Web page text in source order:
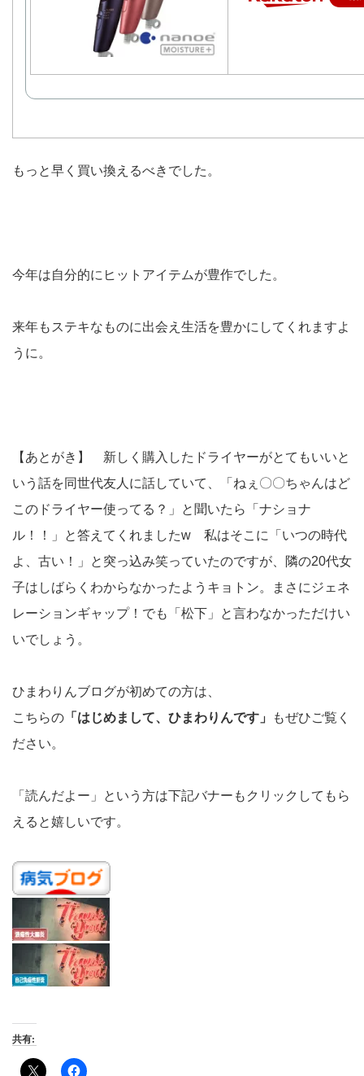
もっと早く買い換えるべきでした。
今年は自分的にヒットアイテムが豊作でした。
来年もステキなものに出会え生活を豊かにしてくれますよ
うに。
【あとがき】 新しく購入したドライヤーがとてもいいと
いう話を同世代友人に話していて、「ねぇ〇〇ちゃんはど
このドライヤー使ってる？」と聞いたら「ナショナ
ル！！」と答えてくれましたw 私はそこに「いつの時代
よ、古い！」と突っ込み笑っていたのですが、隣の20代女
子はしばらくわからなかったようキョトン。まさにジェネ
レーションギャップ！でも「松下」と言わなかっただけい
いでしょう。
ひまわりんブログが初めての方は、
こちらの 「はじめまして、ひまわりんです」
もぜひご覧く
ださい。
「読んだよー」という方は下記バナーもクリックしてもら
えると嬉しいです。
共有: